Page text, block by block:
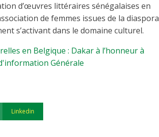
d’œuvres littéraires sénégalaises en
de femmes issues de la diaspora
s’activant dans le domaine culturel.
en Belgique : Dakar à l’honneur à
Générale
Linkedin